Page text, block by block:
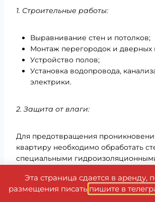
1. Строительные работы:
Выравнивание стен и потолков;
Монтаж перегородок и дверных
Устройство полов;
Установка водопровода,
электрики.
2. Защита от влаги:
Для предотвращения
квартиру необходимо обработать
специальными
плесени, гниения и коррозии
Эта страница сдается в аренду,
размещения писать пишите в